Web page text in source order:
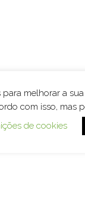
melhorar a sua
com isso, mas
de cookies